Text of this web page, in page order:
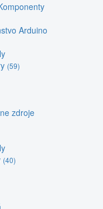
Arduino
(59)
zdroje
(40)